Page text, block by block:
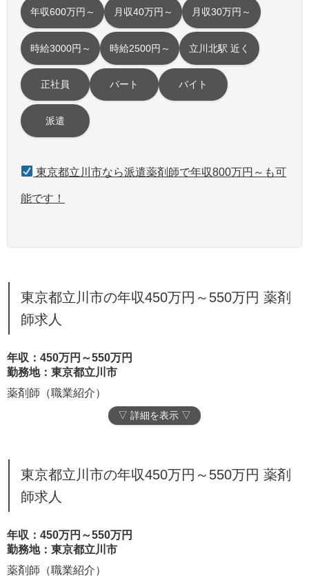
年収600万円～ 月収40万円～ 月収30万円～
時給3000円～ 時給2500円～ 立川北駅 近く
正社員 パート バイト
派遣
東京都立川市なら派遣薬剤師で年収800万円～も可
能です！
東京都立川市の年収450万円～550万円 薬剤
師求人
年収：450万円～550万円
勤務地：東京都立川市
薬剤師（職業紹介）
▽ 詳細を表示 ▽
東京都立川市の年収450万円～550万円 薬剤
師求人
年収：450万円～550万円
勤務地：東京都立川市
薬剤師（職業紹介）